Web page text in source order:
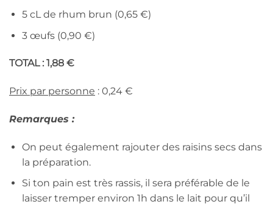
5 cL de rhum brun (0,65 €)
3 œufs (0,90 €)
TOTAL : 1,88 €
Prix par personne : 0,24 €
Remarques :
On peut également rajouter des raisins secs dans
la préparation.
Si ton pain est très rassis, il sera préférable de le
laisser tremper environ 1h dans le lait pour qu’il